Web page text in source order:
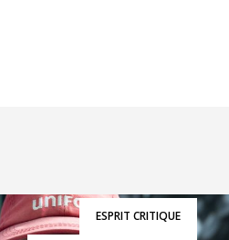
ESPRIT CRITIQUE